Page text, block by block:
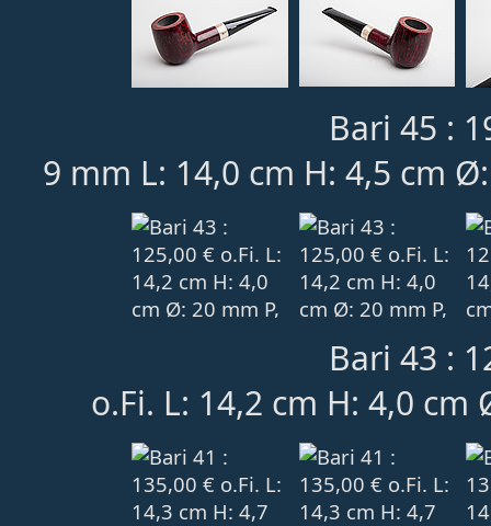
Bari 45 :
9 mm L: 14,0 cm H: 4,5 cm
Bari 43 :
o.Fi. L: 14,2 cm H: 4,0 cm